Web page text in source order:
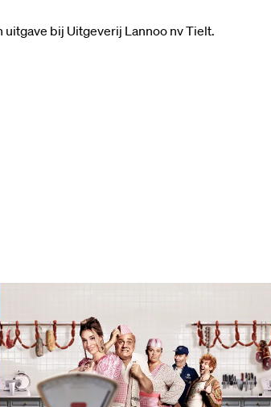
uitgave bij Uitgeverij Lannoo nv Tielt.